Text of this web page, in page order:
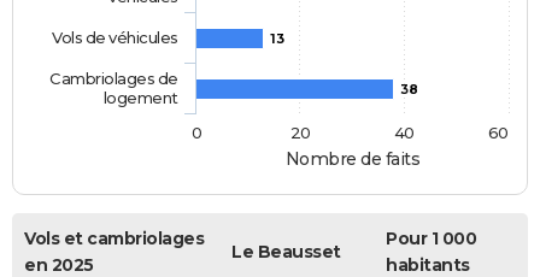
Nombre de faits
13
38
Vols de véhicules
Cambriolages de
logement
0
20 40 60
Vols et cambriolages
en 2025
Le Beausset
Pour 1 000
habitants